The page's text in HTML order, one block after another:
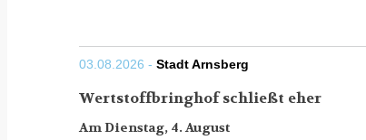
03.08.2026 - Stadt Arnsberg
Wertstoffbringhof schließt eher
Am Dienstag, 4. August